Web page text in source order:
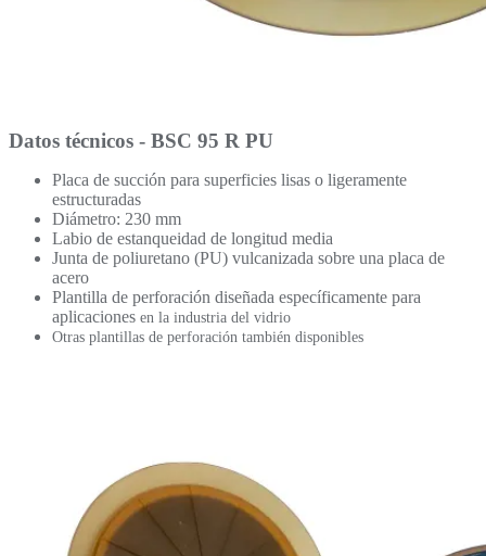
Datos técnicos - BSC 95 R PU
Placa de succión para superficies lisas o ligeramente
estructuradas
Diámetro: 230 mm
Labio de estanqueidad de longitud media
Junta de poliuretano (PU) vulcanizada sobre una placa de
acero
Plantilla de perforación diseñada específicamente para
aplicaciones en la industria del vidrio
Otras plantillas de perforación también disponibles